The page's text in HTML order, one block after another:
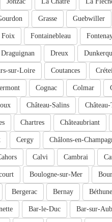
Guebwiller
Grasse
Fontainebleau
Foix
Dreux
Draguignan
Coutances
sur-Loire
Colmar
Cognac
Château-Salins
Châteaubriant
Chartres
Châlons-en-
Cergy
Cambrai
Calvi
Boulogne-sur-Mer
Béthune
Bernay
Bergerac
Bar-sur-
Bar-le-Duc